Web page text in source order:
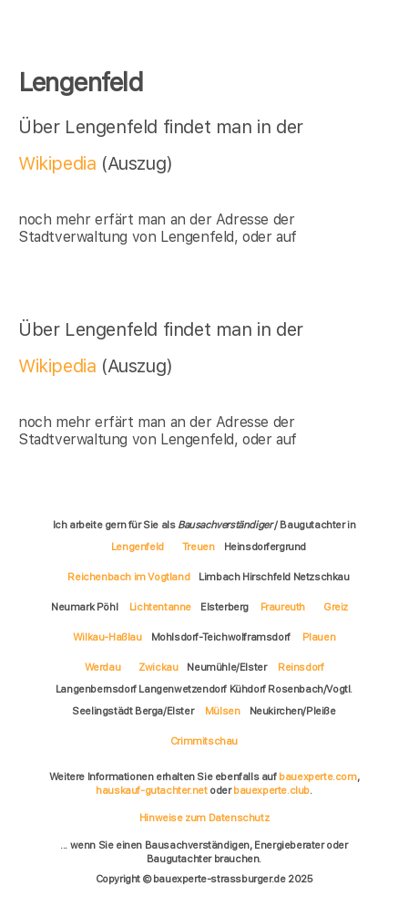
Lengenfeld
Über Lengenfeld findet man in der
Wikipedia (Auszug)
noch mehr erfärt man an der Adresse der
Stadtverwaltung von Lengenfeld, oder auf
Über Lengenfeld findet man in der
Wikipedia (Auszug)
noch mehr erfärt man an der Adresse der
Stadtverwaltung von Lengenfeld, oder auf
Ich arbeite gern für Sie als Bausachverständiger/ Baugutachter in
Lengenfeld
Treuen Heinsdorfergrund
Reichenbach im Vogtland Limbach Hirschfeld Netzschkau
Neumark Pöhl Lichtentanne Elsterberg Fraureuth Greiz
Wilkau-Haßlau Mohlsdorf-Teichwolframsdorf Plauen
Werdau Zwickau Neumühle/Elster
Reinsdorf
Langenbernsdorf Langenwetzendorf Kühdorf Rosenbach/Vogtl.
Seelingstädt Berga/Elster
Mülsen Neukirchen/Pleiße
Crimmitschau
Weitere Informationen erhalten Sie ebenfalls auf bauexperte.com,
hauskauf-gutachter.netoderbauexperte.club.
Hinweise zum Datenschutz
... wenn Sie einen Bausachverständigen, Energieberater oder
Baugutachter brauchen.
Copyright © bauexperte-strassburger.de 2025